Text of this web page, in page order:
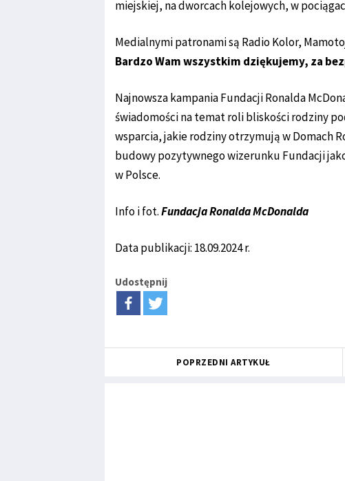
miejskiej, na dworcach kolejowych, w
Medialnymi patronami są Radio Kolor,
Bardzo Wam wszystkim dziękujemy, za
Najnowsza kampania Fundacji Ronalda
świadomości na temat roli bliskości rodziny
wsparcia, jakie rodziny otrzymują w Domach
budowy pozytywnego wizerunku Fundacji
w Polsce.
Info i fot.Fundacja Ronalda McDonalda
Data publikacji: 18.09.2024 r.
Udostępnij
POPRZEDNI ARTYKUŁ